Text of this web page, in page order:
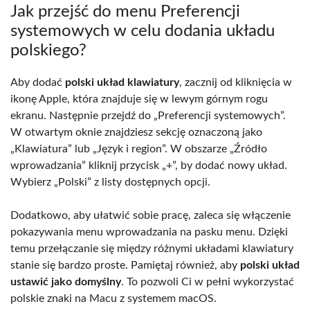
Jak przejść do menu Preferencji
systemowych w celu dodania układu
polskiego?
Aby dodać polski układ klawiatury, zacznij od kliknięcia w
ikonę Apple, która znajduje się w lewym górnym rogu
ekranu. Następnie przejdź do „Preferencji systemowych”.
W otwartym oknie znajdziesz sekcję oznaczoną jako
„Klawiatura” lub „Język i region”. W obszarze „Źródło
wprowadzania” kliknij przycisk „+”, by dodać nowy układ.
Wybierz „Polski” z listy dostępnych opcji.
Dodatkowo, aby ułatwić sobie pracę, zaleca się włączenie
pokazywania menu wprowadzania na pasku menu. Dzięki
temu przełączanie się między różnymi układami klawiatury
stanie się bardzo proste. Pamiętaj również, aby polski układ
ustawić jako domyślny. To pozwoli Ci w pełni wykorzystać
polskie znaki na Macu z systemem macOS.